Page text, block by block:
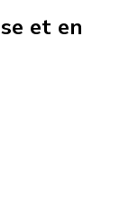
et en